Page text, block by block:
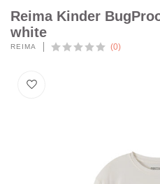
Reima Kinder
white
REIMA (0)